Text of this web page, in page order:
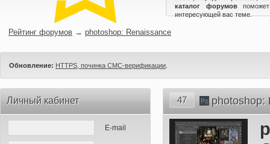
каталог форумов
интересующей вас теме.
Рейтинг форумов → photoshop: Renaissance
Обновление: HTTPS, починка СМС-верификации
Личный кабинет
E-mail
47 photoshop: